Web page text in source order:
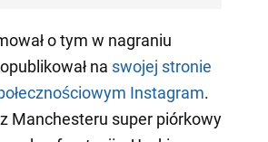
o tym w nagraniu
na swojej stronie
Instagram.
Manchesteru super piórkowy